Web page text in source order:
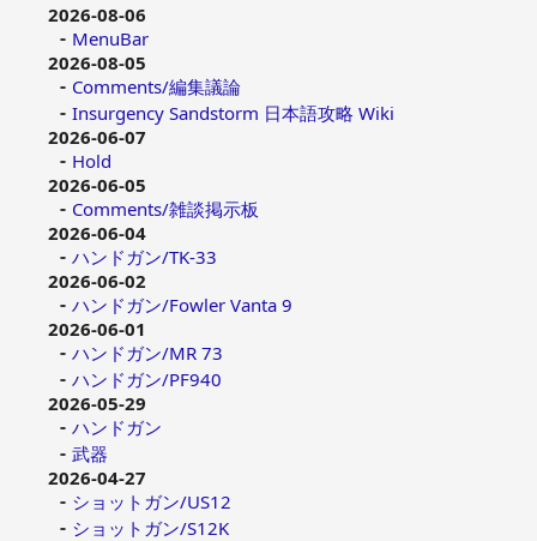
2026-08-06
MenuBar
2026-08-05
Comments/編集議論
Insurgency Sandstorm 日本語攻略 Wiki
2026-06-07
Hold
2026-06-05
Comments/雑談掲示板
2026-06-04
ハンドガン/TK-33
2026-06-02
ハンドガン/Fowler Vanta 9
2026-06-01
ハンドガン/MR 73
ハンドガン/PF940
2026-05-29
ハンドガン
武器
2026-04-27
ショットガン/US12
ショットガン/S12K